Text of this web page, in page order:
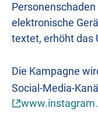
elektronische
textet, erhöht das
Die Kampagne
Social-Media-